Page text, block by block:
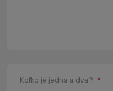
Koľko je jedna a dva? *